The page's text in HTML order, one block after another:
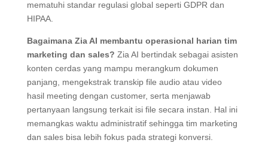
mematuhi standar regulasi global seperti GDPR dan
HIPAA.
Bagaimana Zia AI membantu operasional harian tim
marketing dan sales? Zia AI bertindak sebagai asisten
konten cerdas yang mampu merangkum dokumen
panjang, mengekstrak transkip file audio atau video
hasil meeting dengan customer, serta menjawab
pertanyaan langsung terkait isi file secara instan. Hal ini
memangkas waktu administratif sehingga tim marketing
dan sales bisa lebih fokus pada strategi konversi.